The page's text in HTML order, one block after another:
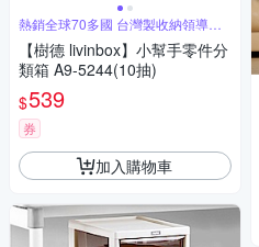
熱銷全球70多國 台灣製收納領導品
牌
【樹德 livinbox】小幫手零件分
類箱 A9-5244(10抽)
$539
券
加入購物車